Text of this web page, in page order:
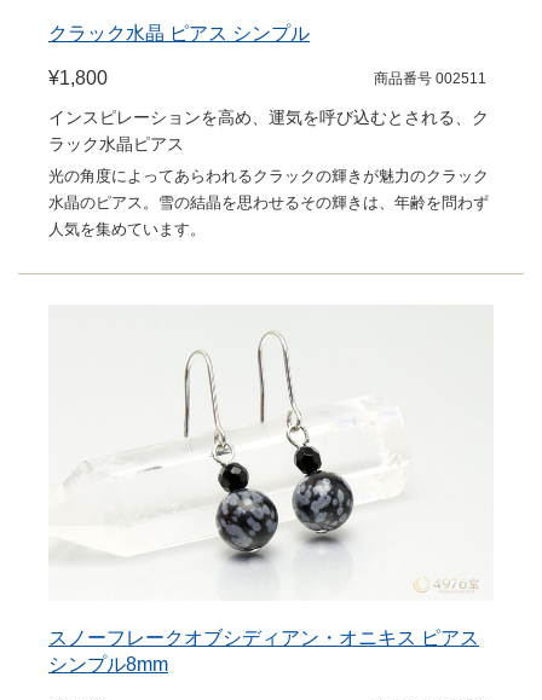
クラック水晶 ピアス シンプル
¥1,800 商品番号 002511
インスピレーションを高め、運気を呼び込むとされる、ク
ラック水晶ピアス
光の角度によってあらわれるクラックの輝きが魅力のクラック
水晶のピアス。雪の結晶を思わせるその輝きは、年齢を問わず
人気を集めています。
スノーフレークオブシディアン・オニキス ピアス
シンプル8mm